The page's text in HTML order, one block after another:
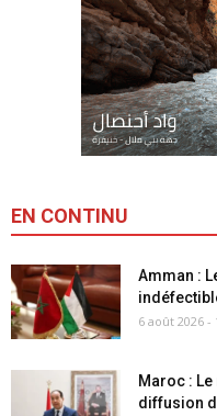
EN CONTINU
Amman :
6 août 2026 -
Maroc :
diffusion